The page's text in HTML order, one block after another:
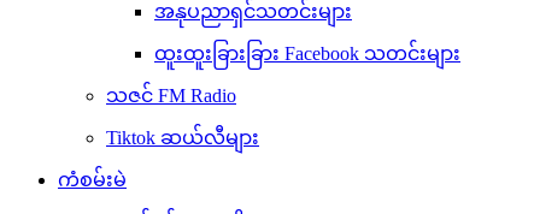
အနုပညာရှင်သတင်းများ
ထူးထူးခြားခြား Facebook သတင်းများ
သဇင် FM Radio
Tiktok ဆယ်လီများ
ကံစမ်းမဲ